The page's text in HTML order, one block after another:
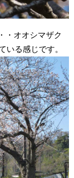
・オオシマザク
いる感じです。